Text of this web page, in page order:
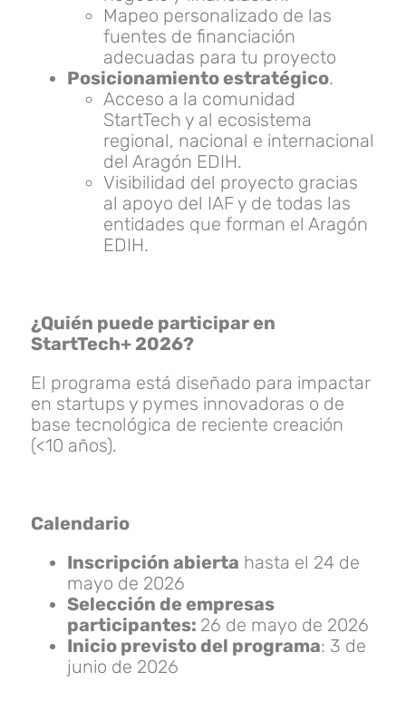
Mapeo personalizado de las
fuentes de financiación
adecuadas para tu proyecto
Posicionamiento estratégico.
Acceso a la comunidad
StartTech y al ecosistema
regional, nacional e internacional
del Aragón EDIH.
Visibilidad del proyecto gracias
al apoyo del IAF y de todas las
entidades que forman el Aragón
EDIH.
¿Quién puede participar en
StartTech+ 2026?
El programa está diseñado para impactar
en startups y pymes innovadoras o de
base tecnológica de reciente creación
(<10 años).
Calendario
Inscripción abierta hasta el 24 de
mayo de 2026
Selección de empresas
participantes: 26 de mayo de 2026
Inicio previsto del programa: 3 de
junio de 2026